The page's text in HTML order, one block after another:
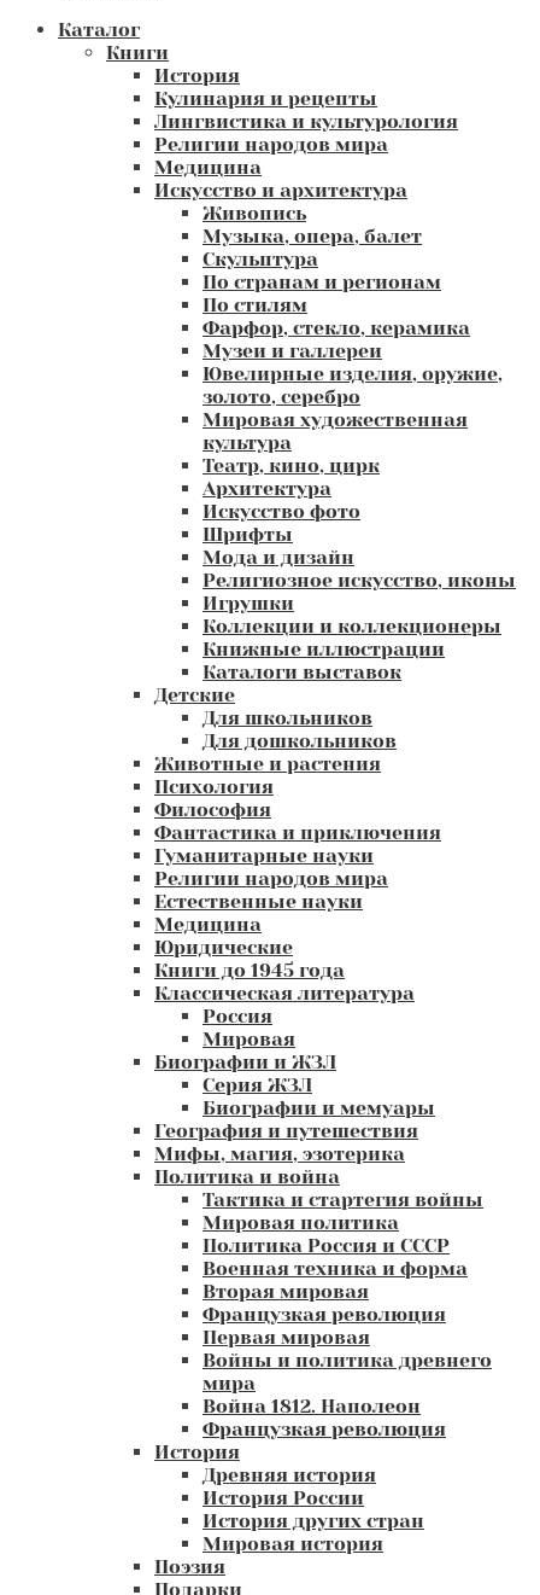
Каталог
Книги
История
Кулинария и рецепты
Лингвистика и культурология
Религии народов мира
Медицина
Искусство и архитектура
Живопись
Музыка, опера, балет
Скульптура
По странам и регионам
По стилям
Фарфор, стекло, керамика
Музеи и галлереи
Ювелирные изделия, оружие,
золото, серебро
Мировая художественная
культура
Театр, кино, цирк
Архитектура
Искусство фото
Шрифты
Мода и дизайн
Религиозное искусство, иконы
Игрушки
Коллекции и коллекционеры
Книжные иллюстрации
Каталоги выставок
Детские
Для школьников
Для дошкольников
Животные и растения
Психология
Философия
Фантастика и приключения
Гуманитарные науки
Религии народов мира
Естественные науки
Медицина
Юридические
Книги до 1945 года
Классическая литература
Россия
Мировая
Биографии и ЖЗЛ
Серия ЖЗЛ
Биографии и мемуары
География и путешествия
Мифы, магия, эзотерика
Политика и война
Тактика и стартегия войны
Мировая политика
Политика Россия и СССР
Военная техника и форма
Вторая мировая
Французкая революция
Первая мировая
Войны и политика древнего
мира
Война 1812. Наполеон
Французкая революция
История
Древняя история
История России
История других стран
Мировая история
Поэзия
Подарки